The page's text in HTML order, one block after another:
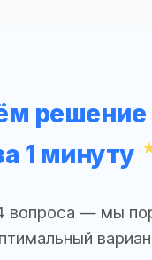
1 минуту
вопроса — мы